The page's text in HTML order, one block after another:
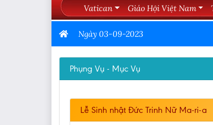
Vatican Giáo Hội Việt Nam
Ngày 03-09-2023
Phụng Vụ - Mục Vụ
Lễ Sinh nhật Đức Trinh Nữ Ma-ri-a